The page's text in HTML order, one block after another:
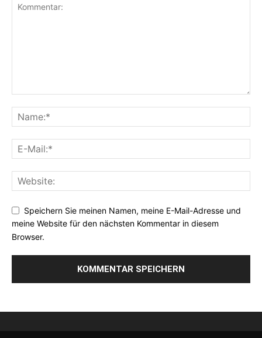
Speichern Sie meinen Namen, meine E-Mail-Adresse und
meine Website für den nächsten Kommentar in diesem
Browser.